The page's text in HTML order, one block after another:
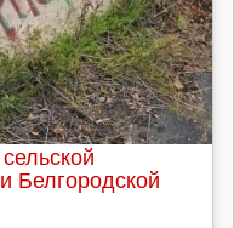
Белгородской